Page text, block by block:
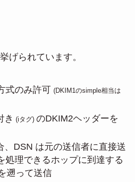
げられています。
式のみ許可 (DKIM1のsimple相当は
き (iタグ) のDKIM2ヘッダーを
、DSN は元の送信者に直接送
処理できるホップに到達する
遡って送信